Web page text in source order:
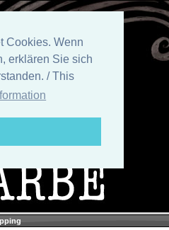
Cookies. Wenn
erklären Sie sich
/ This